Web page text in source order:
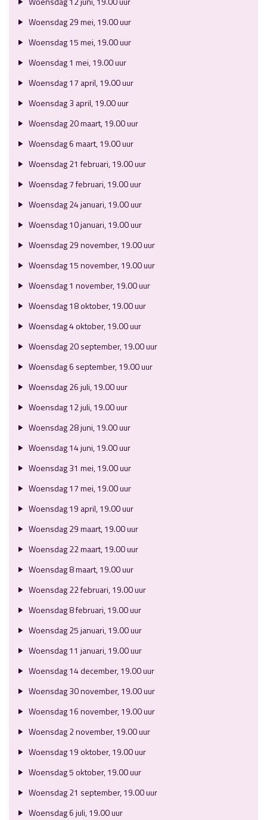
Woensdag 29 mei, 19.00 uur
Woensdag 15 mei, 19.00 uur
Woensdag 1 mei, 19.00 uur
Woensdag 17 april, 19.00 uur
Woensdag 3 april, 19.00 uur
Woensdag 20 maart, 19.00 uur
Woensdag 6 maart, 19.00 uur
Woensdag 21 februari, 19.00 uur
Woensdag 7 februari, 19.00 uur
Woensdag 24 januari, 19.00 uur
Woensdag 10 januari, 19.00 uur
Woensdag 29 november, 19.00 uur
Woensdag 15 november, 19.00 uur
Woensdag 1 november, 19.00 uur
Woensdag 18 oktober, 19.00 uur
Woensdag 4 oktober, 19.00 uur
Woensdag 20 september, 19.00 uur
Woensdag 6 september, 19.00 uur
Woensdag 26 juli, 19.00 uur
Woensdag 12 juli, 19.00 uur
Woensdag 28 juni, 19.00 uur
Woensdag 14 juni, 19.00 uur
Woensdag 31 mei, 19.00 uur
Woensdag 17 mei, 19.00 uur
Woensdag 19 april, 19.00 uur
Woensdag 29 maart, 19.00 uur
Woensdag 22 maart, 19.00 uur
Woensdag 8 maart, 19.00 uur
Woensdag 22 februari, 19.00 uur
Woensdag 8 februari, 19.00 uur
Woensdag 25 januari, 19.00 uur
Woensdag 11 januari, 19.00 uur
Woensdag 14 december, 19.00 uur
Woensdag 30 november, 19.00 uur
Woensdag 16 november, 19.00 uur
Woensdag 2 november, 19.00 uur
Woensdag 19 oktober, 19.00 uur
Woensdag 5 oktober, 19.00 uur
Woensdag 21 september, 19.00 uur
Woensdag 6 juli, 19.00 uur